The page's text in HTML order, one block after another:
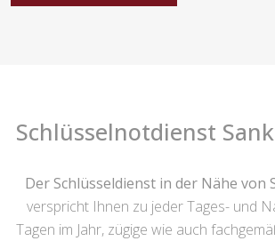
Schlüsselnotdienst
Der Schlüsseldienst in der Nähe von
verspricht Ihnen zu jeder Tages- und
Tagen im Jahr, zügige wie auch